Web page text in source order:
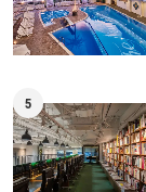
5